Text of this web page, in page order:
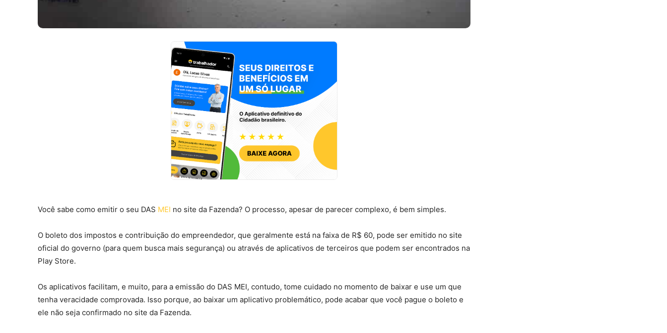
Você sabe como emitir o seu DAS MEI no site da Fazenda? O processo, apesar de parecer complexo, é bem simples.
O boleto dos impostos e contribuição do empreendedor, que geralmente está na faixa de R$ 60, pode ser emitido no site
oficial do governo (para quem busca mais segurança) ou através de aplicativos de terceiros que podem ser encontrados na
Play Store.
Os aplicativos facilitam, e muito, para a emissão do DAS MEI, contudo, tome cuidado no momento de baixar e use um que
tenha veracidade comprovada. Isso porque, ao baixar um aplicativo problemático, pode acabar que você pague o boleto e
ele não seja confirmado no site da Fazenda.